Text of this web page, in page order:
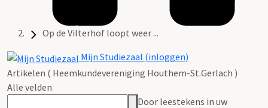
Op de Vilterhof loopt weer ...
Mijn Studiezaal (inloggen)
Artikelen ( Heemkundevereniging Houthem-St.Gerlach )
Alle velden
Door leestekens in uw